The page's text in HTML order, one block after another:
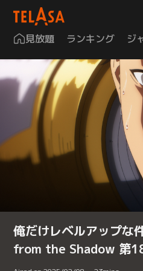
見放題 ランキング ジ
俺だけレベルアップ
from the Shadow 第